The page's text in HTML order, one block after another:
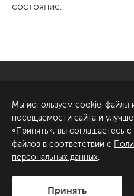
состояние.
ул. Академика Павлова, 6
к1
+7 (812) 200-95-55
Сделано в
Мы используем cookie-файлы
посещаемости сайта и
«Принять», вы соглашаетесь
файлов в соответствии с
персональных данных.
Принять